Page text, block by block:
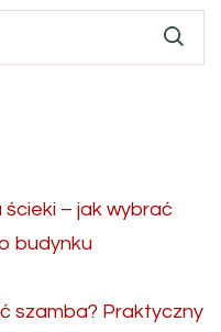
– jak wybrać
budynku
szamba? Praktyczny